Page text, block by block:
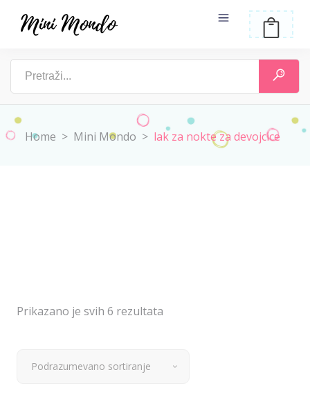
Home > Mini Mondo > lak za nokte za devojcice
Prikazano je svih 6 rezultata
Podrazumevano sortiranje